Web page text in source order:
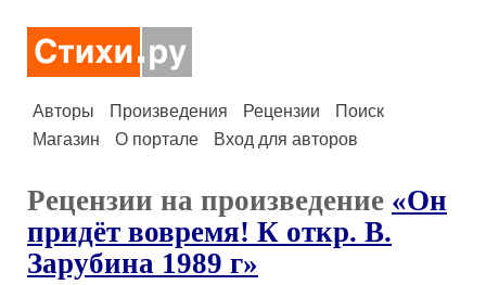
Авторы Произведения Рецензии
Поиск
Магазин
О портале Вход для авторов
Рецензии на произведение «Он
придёт вовремя! К откр. В.
Зарубина 1989 г»